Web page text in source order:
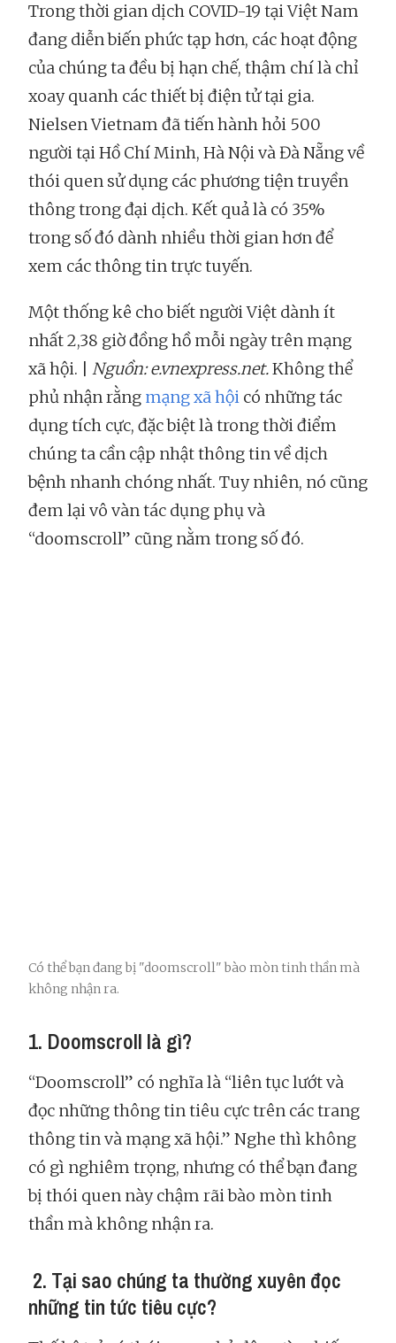
Trong thời gian dịch COVID-19 tại Việt Nam
đang diễn biến phức tạp hơn, các hoạt động
của chúng ta đều bị hạn chế, thậm chí là chỉ
xoay quanh các thiết bị điện tử tại gia.
Nielsen Vietnam đã tiến hành hỏi 500
người tại Hồ Chí Minh, Hà Nội và Đà Nẵng về
thói quen sử dụng các phương tiện truyền
thông trong đại dịch. Kết quả là có 35%
trong số đó dành nhiều thời gian hơn để
xem các thông tin trực tuyến.
Một thống kê cho biết người Việt dành ít
nhất 2,38 giờ đồng hồ mỗi ngày trên mạng
xã hội. | Nguồn: e.vnexpress.net.Không thể
phủ nhận rằng mạng xã hội có những tác
dụng tích cực, đặc biệt là trong thời điểm
chúng ta cần cập nhật thông tin về dịch
bệnh nhanh chóng nhất. Tuy nhiên, nó cũng
đem lại vô vàn tác dụng phụ và
“doomscroll” cũng nằm trong số đó.
Có thể bạn đang bị "doomscroll" bào mòn tinh thần mà
không nhận ra.
1. Doomscroll là gì?
“Doomscroll” có nghĩa là “liên tục lướt và
đọc những thông tin tiêu cực trên các trang
thông tin và mạng xã hội.” Nghe thì không
có gì nghiêm trọng, nhưng có thể bạn đang
bị thói quen này chậm rãi bào mòn tinh
thần mà không nhận ra.
2. Tại sao chúng ta thường xuyên đọc
những tin tức tiêu cực?